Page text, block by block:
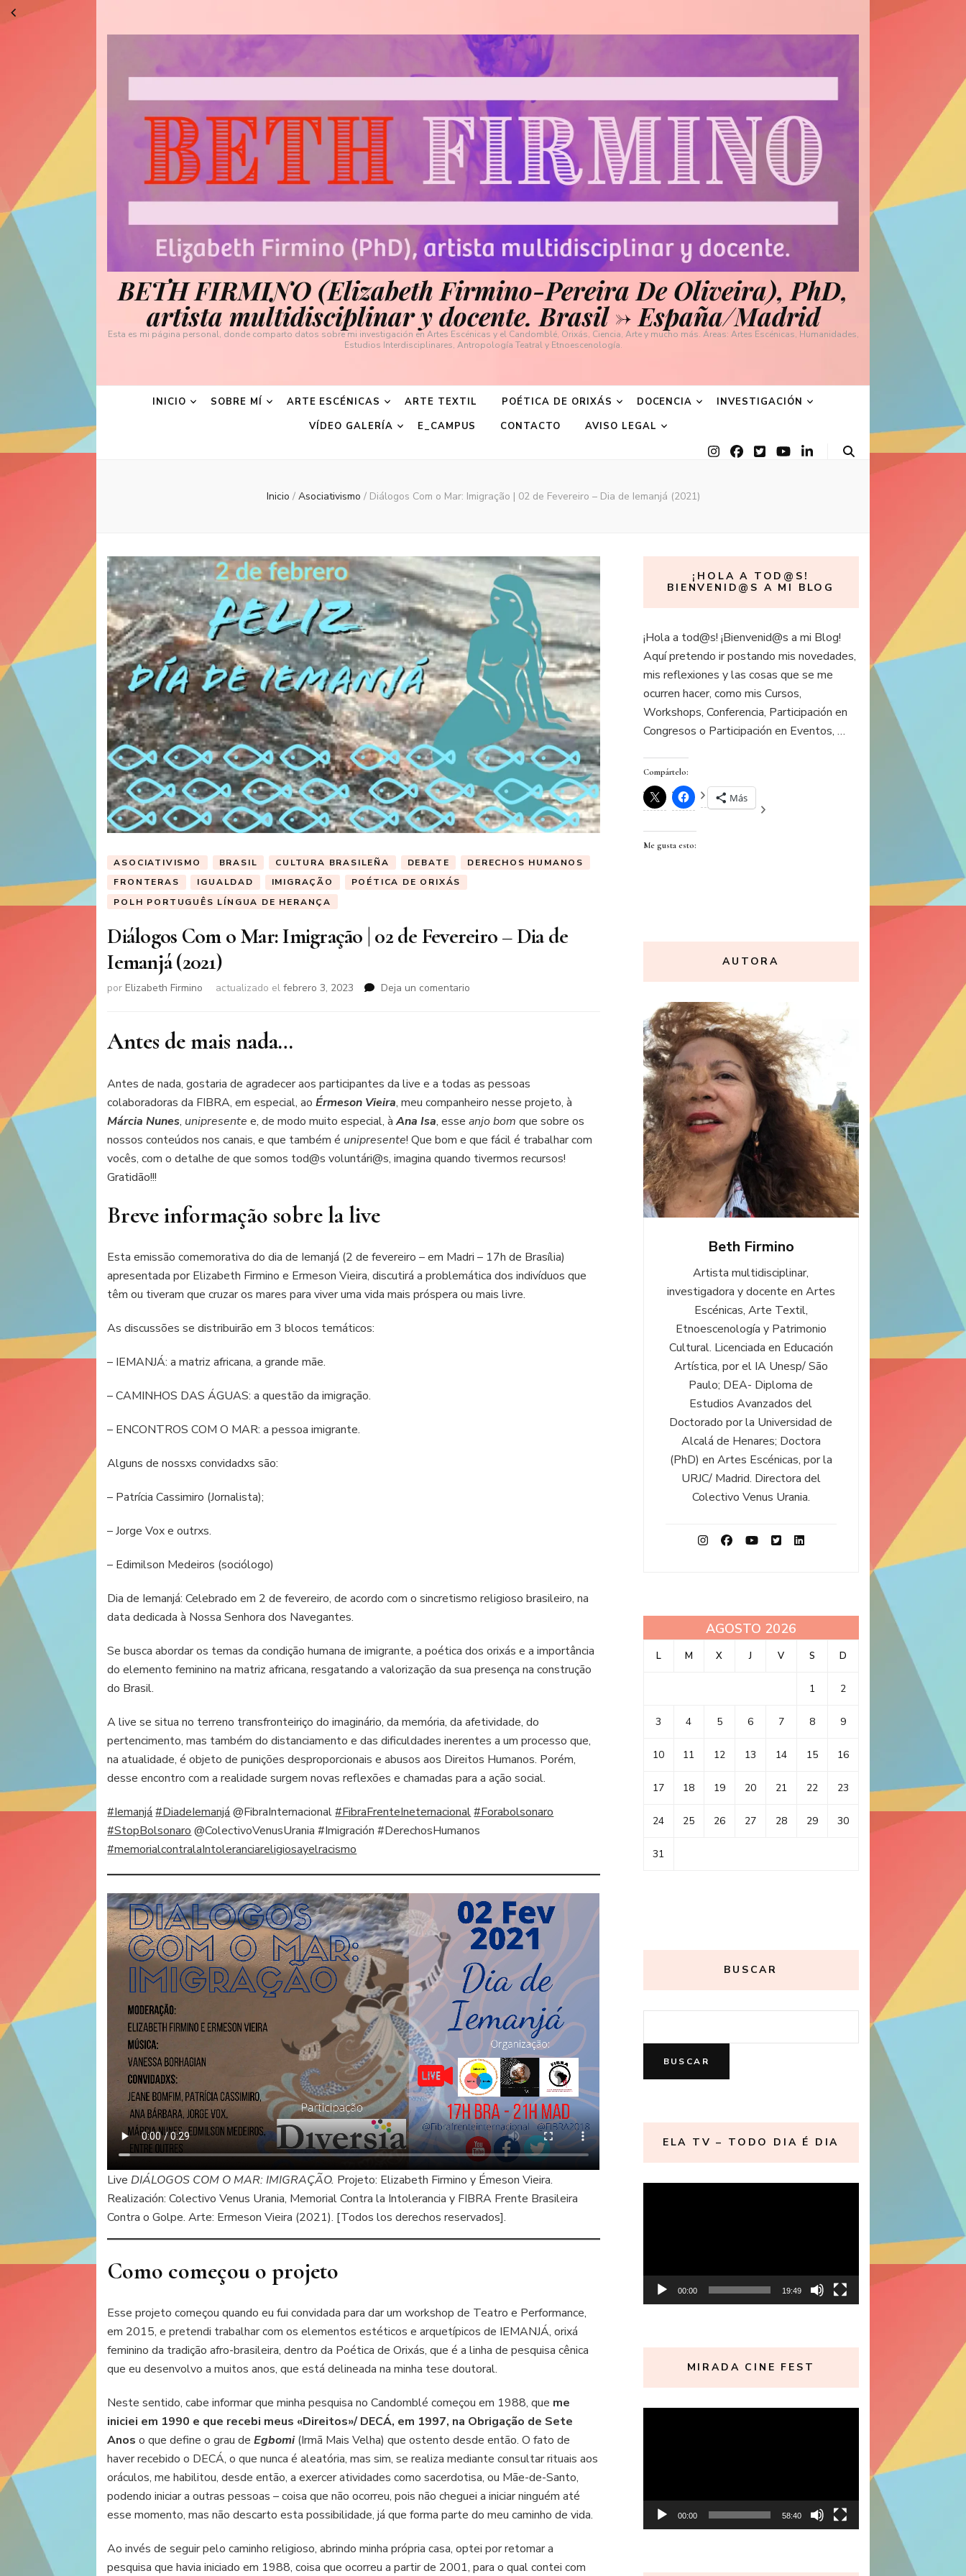
BETH FIRMINO (Elizabeth Firmino-Pereira De Oliveira), PhD,
artista multidisciplinar y docente. Brasil -> España/Madrid
Esta es mi página personal, donde comparto datos sobre mi investigación en Artes Escénicas y el Candomblé, Orixás, Ciencia, Arte y mucho más. Áreas: Artes Escénicas, Humanidades,
Estudios Interdisciplinares, Antropología Teatral y Etnoescenología.
INICIO SOBRE MÍ ARTE ESCÉNICAS ARTE TEXTIL POÉTICA DE ORIXÁS DOCENCIA
INVESTIGACIÓN
VÍDEO GALERÍA
E_CAMPUS CONTACTO AVISO LEGAL
Inicio / Asociativismo / Diálogos Com o Mar: Imigração | 02 de Fevereiro – Dia de Iemanjá (2021)
ASOCIATIVISMO BRASIL CULTURA BRASILEÑA DEBATE
DERECHOS HUMANOS
FRONTERAS
IGUALDAD IMIGRAÇÃO
POÉTICA DE ORIXÁS
POLH PORTUGUÊS LÍNGUA DE HERANÇA
Diálogos Com o Mar: Imigração | 02 de Fevereiro – Dia de
Iemanjá (2021)
porElizabeth Firmino actualizado elfebrero 3, 2023 Deja un comentario
de
Fevereiro
–
Dia
Antes de mais nada…
Antes de nada, gostaria de agradecer aos participantes da live e a todas as pessoas
colaboradoras da FIBRA, em especial, aoÉrmeson Vieira, meu companheiro nesse projeto, à
Márcia Nunes, unipresente e, de modo muito especial, àAna Isa, esseanjo bom que sobre os
nossos conteúdos nos canais, e que também é unipresente! Que bom e que fácil é trabalhar com
vocês, com o detalhe de que somos tod@s voluntári@s, imagina quando tivermos recursos!
Gratidão!!!
Breve informação sobre la live
Esta emissão comemorativa do dia de Iemanjá (2 de fevereiro – em Madri – 17h de Brasília)
apresentada por Elizabeth Firmino e Ermeson Vieira, discutirá a problemática dos indivíduos que
têm ou tiveram que cruzar os mares para viver uma vida mais próspera ou mais livre.
As discussões se distribuirão em 3 blocos temáticos:
– IEMANJÁ: a matriz africana, a grande mãe.
– CAMINHOS DAS ÁGUAS: a questão da imigração.
– ENCONTROS COM O MAR: a pessoa imigrante.
Alguns de nossxs convidadxs são:
– Patrícia Cassimiro (Jornalista);
– Jorge Vox e outrxs.
– Edimilson Medeiros (sociólogo)
Dia de Iemanjá: Celebrado em 2 de fevereiro, de acordo com o sincretismo religioso brasileiro, na
data dedicada à Nossa Senhora dos Navegantes.
Se busca abordar os temas da condição humana de imigrante, a poética dos orixás e a importância
do elemento feminino na matriz africana, resgatando a valorização da sua presença na construção
do Brasil.
A live se situa no terreno transfronteiriço do imaginário, da memória, da afetividade, do
pertencimento, mas também do distanciamento e das dificuldades inerentes a um processo que,
na atualidade, é objeto de punições desproporcionais e abusos aos Direitos Humanos. Porém,
desse encontro com a realidade surgem novas reflexões e chamadas para a ação social.
#Iemanjá #DiadeIemanjá @FibraInternacional#FibraFrenteIneternacional #Forabolsonaro
#StopBolsonaro @ColectivoVenusUrania #Imigración #DerechosHumanos
#memorialcontralaIntoleranciareligiosayelracismo
LiveDIÁLOGOS COM O MAR: IMIGRAÇÃO. Projeto: Elizabeth Firmino y Émeson Vieira.
Realización: Colectivo Venus Urania, Memorial Contra la Intolerancia y FIBRA Frente Brasileira
Contra o Golpe. Arte: Ermeson Vieira (2021). [Todos los derechos reservados].
Como começou o projeto
Esse projeto começou quando eu fui convidada para dar um workshop de Teatro e Performance,
em 2015, e pretendi trabalhar com os elementos estéticos e arquetípicos de IEMANJÁ, orixá
feminino da tradição afro-brasileira, dentro da Poética de Orixás, que é a linha de pesquisa cênica
que eu desenvolvo a muitos anos, que está delineada na minha tese doutoral.
Neste sentido, cabe informar que minha pesquisa no Candomblé começou em 1988, que me
iniciei em 1990 e que recebi meus «Direitos»/ DECÁ, em 1997, na Obrigação de Sete
Anoso que define o grau deEgbomi(Irmã Mais Velha) que ostento desde então. O fato de
haver recebido o DECÁ, o que nunca é aleatória, mas sim, se realiza mediante consultar rituais aos
oráculos, me habilitou, desde então, a exercer atividades como sacerdotisa, ou Mãe-de-Santo,
podendo iniciar a outras pessoas – coisa que não ocorreu, pois não cheguei a iniciar ninguém até
esse momento, mas não descarto esta possibilidade, já que forma parte do meu caminho de vida.
Ao invés de seguir pelo caminho religioso, abrindo minha própria casa, optei por retomar a
pesquisa que havia iniciado em 1988, coisa que ocorreu a partir de 2001, para o qual contei com
¡HOLA A TOD@S!
BIENVENID@S A MI BLOG
¡Hola a tod@s! ¡Bienvenid@s a mi Blog!
Aquí pretendo ir postando mis novedades,
mis reflexiones y las cosas que se me
ocurren hacer, como mis Cursos,
Workshops, Conferencia, Participación en
Congresos o Participación en Eventos, …
Compártelo:
Más
Me gusta esto:
AUTORA
Beth Firmino
Artista multidisciplinar,
investigadora y docente en Artes
Escénicas, Arte Textil,
Etnoescenología y Patrimonio
Cultural. Licenciada en Educación
Artística, por el IA Unesp/ São
Paulo; DEA- Diploma de
Estudios Avanzados del
Doctorado por la Universidad de
Alcalá de Henares; Doctora
(PhD) en Artes Escénicas, por la
URJC/ Madrid. Directora del
Colectivo Venus Urania.
AGOSTO 2026
L M X J V S D
1 2
3 4 5 6 7 8 9
10 11 12 13 14 15 16
17 18 19 20 21 22 23
24 25 26 27 28 29 30
31
BUSCAR
ELA TV – TODO DIA É DIA
00:00 19:49
MIRADA CINE FEST
00:00 58:40